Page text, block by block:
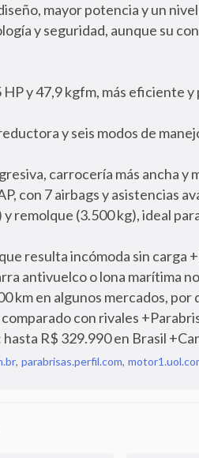
mayor potencia y un
y seguridad, aunque su
y 47,9 kgfm, más eficiente
y seis modos de
carrocería más ancha y
con 7 airbags y asistencias
remolque (3.500 kg), ideal
resulta incómoda sin carga
antivuelco o lona marítima
km en algunos mercados,
con rivales
R$ 329.990 en Brasil
, parabrisas.perfil.com,